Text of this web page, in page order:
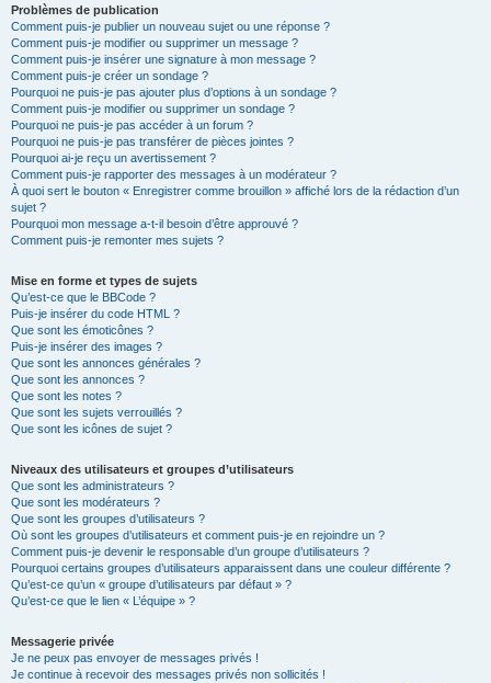
Problèmes de publication
Comment puis-je publier un nouveau sujet ou une réponse ?
Comment puis-je modifier ou supprimer un message ?
Comment puis-je insérer une signature à mon message ?
Comment puis-je créer un sondage ?
Pourquoi ne puis-je pas ajouter plus d’options à un sondage ?
Comment puis-je modifier ou supprimer un sondage ?
Pourquoi ne puis-je pas accéder à un forum ?
Pourquoi ne puis-je pas transférer de pièces jointes ?
Pourquoi ai-je reçu un avertissement ?
Comment puis-je rapporter des messages à un modérateur ?
À quoi sert le bouton « Enregistrer comme brouillon » affiché lors de la rédaction d’un
sujet ?
Pourquoi mon message a-t-il besoin d’être approuvé ?
Comment puis-je remonter mes sujets ?
Mise en forme et types de sujets
Qu’est-ce que le BBCode ?
Puis-je insérer du code HTML ?
Que sont les émoticônes ?
Puis-je insérer des images ?
Que sont les annonces générales ?
Que sont les annonces ?
Que sont les notes ?
Que sont les sujets verrouillés ?
Que sont les icônes de sujet ?
Niveaux des utilisateurs et groupes d’utilisateurs
Que sont les administrateurs ?
Que sont les modérateurs ?
Que sont les groupes d’utilisateurs ?
Où sont les groupes d’utilisateurs et comment puis-je en rejoindre un ?
Comment puis-je devenir le responsable d’un groupe d’utilisateurs ?
Pourquoi certains groupes d’utilisateurs apparaissent dans une couleur différente ?
Qu’est-ce qu’un « groupe d’utilisateurs par défaut » ?
Qu’est-ce que le lien « L’équipe » ?
Messagerie privée
Je ne peux pas envoyer de messages privés !
Je continue à recevoir des messages privés non sollicités !